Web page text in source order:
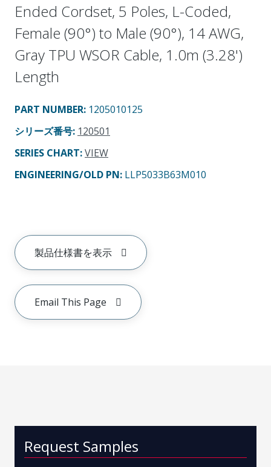
Ended Cordset, 5 Poles, L-Coded,
Female (90°) to Male (90°), 14 AWG,
Gray TPU WSOR Cable, 1.0m (3.28')
Length
PART NUMBER: 1205010125
シリーズ番号: 120501
SERIES CHART:VIEW
ENGINEERING/OLD PN: LLP5033B63M010
製品仕様書を表示
Email This Page
Request Samples